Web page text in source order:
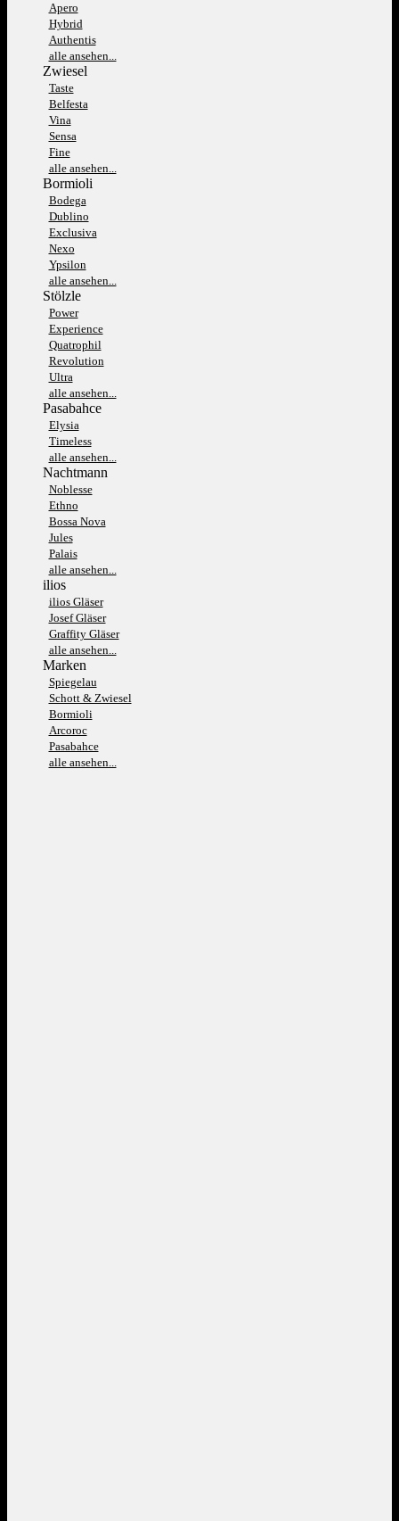
Apero
Hybrid
Authentis
alle ansehen...
Zwiesel
Taste
Belfesta
Vina
Sensa
Fine
alle ansehen...
Bormioli
Bodega
Dublino
Exclusiva
Nexo
Ypsilon
alle ansehen...
Stölzle
Power
Experience
Quatrophil
Revolution
Ultra
alle ansehen...
Pasabahce
Elysia
Timeless
alle ansehen...
Nachtmann
Noblesse
Ethno
Bossa Nova
Jules
Palais
alle ansehen...
ilios
ilios Gläser
Josef Gläser
Graffity Gläser
alle ansehen...
Marken
Spiegelau
Schott & Zwiesel
Bormioli
Arcoroc
Pasabahce
alle ansehen...